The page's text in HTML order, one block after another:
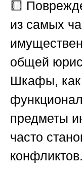
🟨
из самых
общей
Шкафы, как
предметы
часто